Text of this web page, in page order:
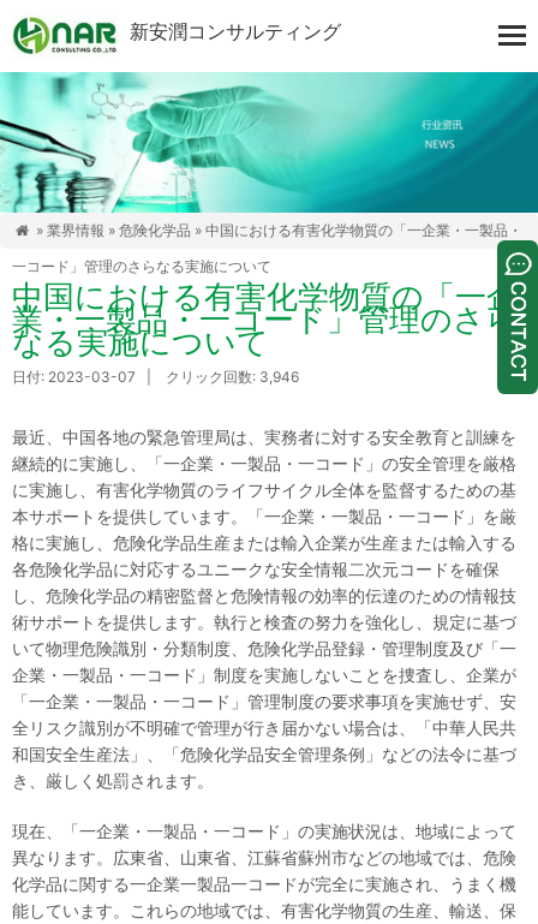
新安潤コンサルティング
 » 業界情報 » 危険化学品 » 中国における有害化学物質の「一企業・一製品・
一コード」管理のさらなる実施について
中国における有害化学物質の「一企
業・一製品・一コード」管理のさら
なる実施について
日付: 2023-03-07 | クリック回数: 3,946
最近、中国各地の緊急管理局は、実務者に対する安全教育と訓練を
継続的に実施し、「一企業・一製品・一コード」の安全管理を厳格
に実施し、有害化学物質のライフサイクル全体を監督するための基
本サポートを提供しています。「一企業・一製品・一コード」を厳
格に実施し、危険化学品生産または輸入企業が生産または輸入する
各危険化学品に対応するユニークな安全情報二次元コードを確保
し、危険化学品の精密監督と危険情報の効率的伝達のための情報技
術サポートを提供します。執行と検査の努力を強化し、規定に基づ
いて物理危険識別・分類制度、危険化学品登録・管理制度及び「一
企業・一製品・一コード」制度を実施しないことを捜査し、企業が
「一企業・一製品・一コード」管理制度の要求事項を実施せず、安
全リスク識別が不明確で管理が行き届かない場合は、「中華人民共
和国安全生産法」、「危険化学品安全管理条例」などの法令に基づ
き、厳しく処罰されます。
現在、「一企業・一製品・一コード」の実施状況は、地域によって
異なります。広東省、山東省、江蘇省蘇州市などの地域では、危険
化学品に関する一企業一製品一コードが完全に実施され、うまく機
能しています。これらの地域では、有害化学物質の生産、輸送、保